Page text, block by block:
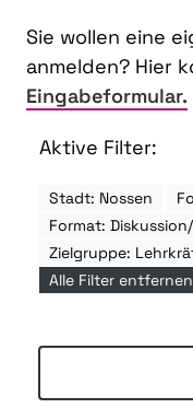
Sie wollen eine
anmelden? Hier
Eingabeformular.
Aktive Filter:
Stadt: Nossen
Format:
Zielgruppe:
Alle Filter entfernen